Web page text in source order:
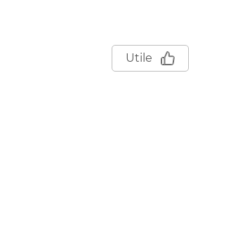
Utile